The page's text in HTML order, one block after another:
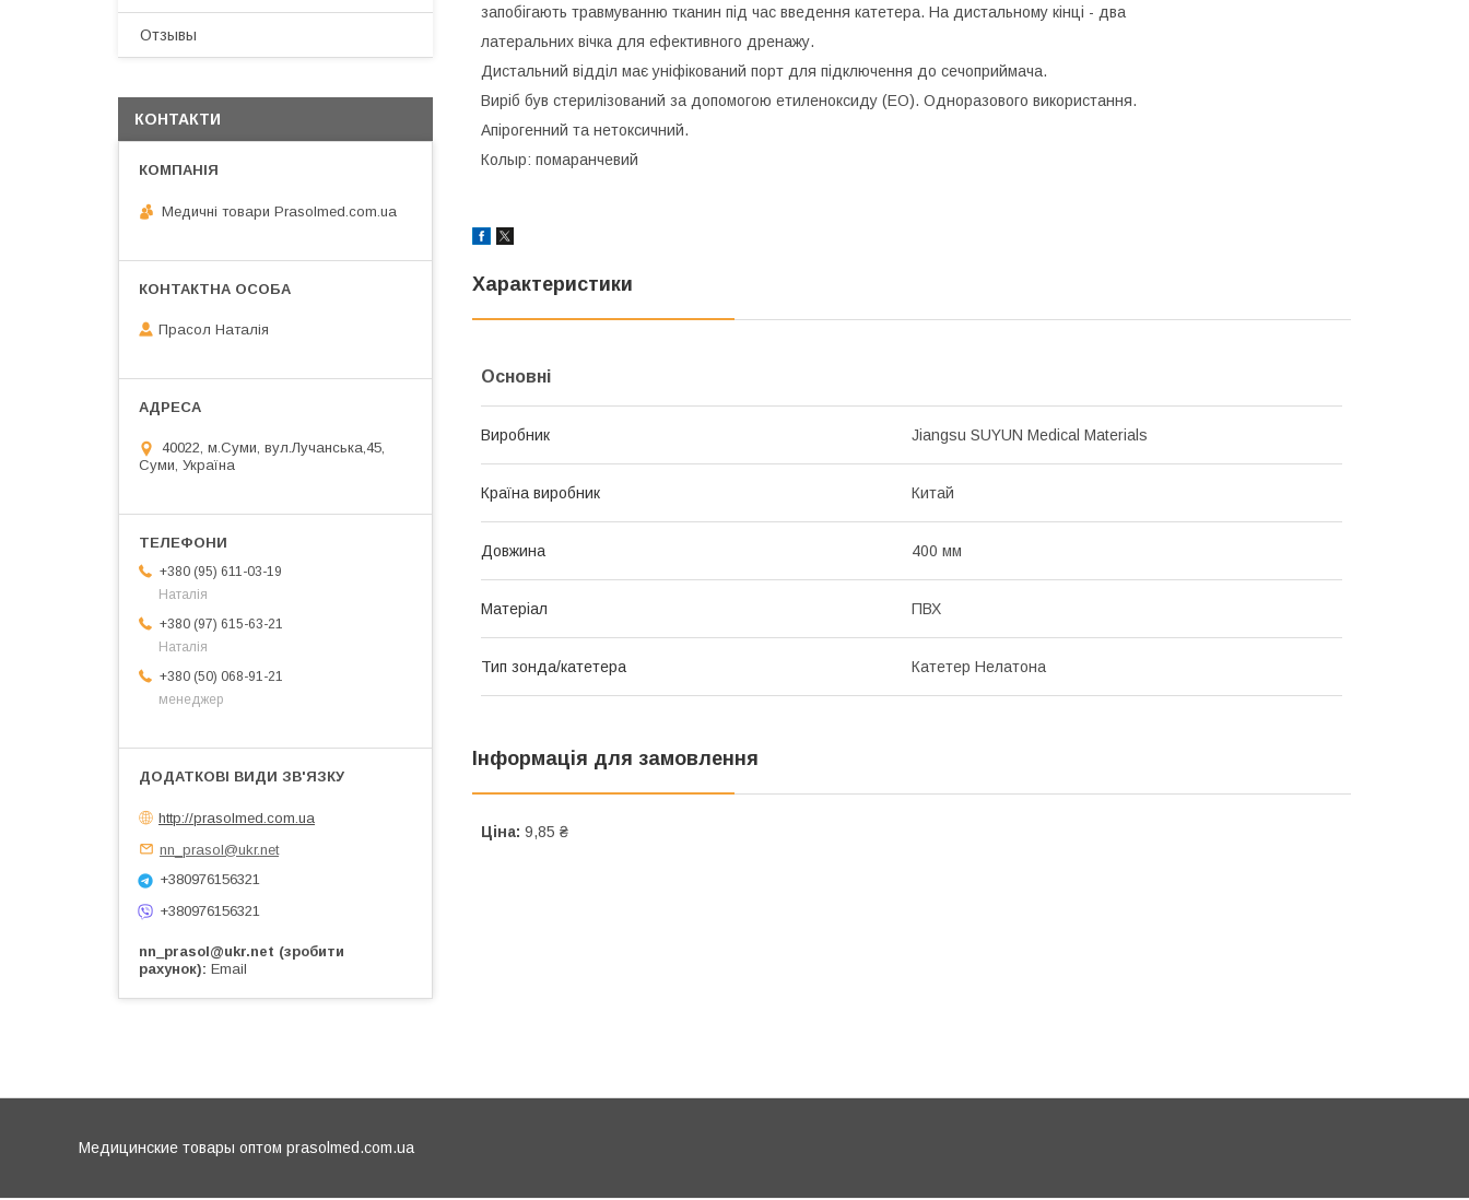
запобігають травмуванню тканин під час введення катетера. На дистальному кінці - два
латеральних вічка для ефективного дренажу.
Дистальний відділ має уніфікований порт для підключення до сечоприймача.
Виріб був стерилізований за допомогою етиленоксиду (ЕО). Одноразового використання.
Апірогенний та нетоксичний.
Колыр: помаранчевий
Характеристики
Основні
Виробник Jiangsu SUYUN Medical Materials
Країна виробник Китай
Довжина 400 мм
Матеріал ПВХ
Тип зонда/катетера Катетер Нелатона
Інформація для замовлення
Ціна: 9,85 ₴
Отзывы
КОНТАКТИ
Медичні товари Prasolmed.com.ua
Прасол Наталія
40022, м.Суми, вул.Лучанська,45,
Суми, Україна
+380 (95) 611-03-19
Наталія
+380 (97) 615-63-21
Наталія
+380 (50) 068-91-21
менеджер
http://prasolmed.com.ua
nn_prasol@ukr.net
+380976156321
+380976156321
nn_prasol@ukr.net (зробити
рахунок) Email
Медицинские товары оптом prasolmed.com.ua